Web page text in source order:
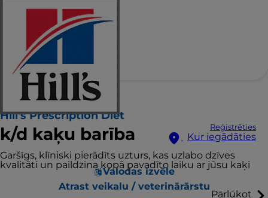
Reģistrēties
Kur iegādāties
Valodas izvēle
Pārlūkot
Hill's Prescription Diet
k/d kaķu barība
Garšīgs, klīniski pierādīts uzturs, kas uzlabo dzīves
kvalitāti un paildzina kopā pavadīto laiku ar jūsu kaķi
Atrast veikalu / veterinārārstu